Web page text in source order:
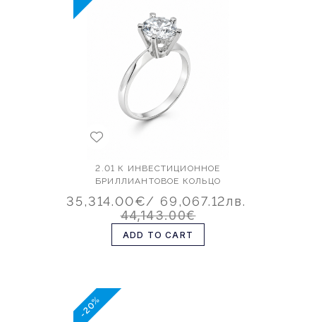
2.01 К ИНВЕСТИЦИОННОЕ
БРИЛЛИАНТОВОЕ КОЛЬЦО
35,314.00€/ 69,067.12лв.
44,143.00€
ADD TO CART
-20%